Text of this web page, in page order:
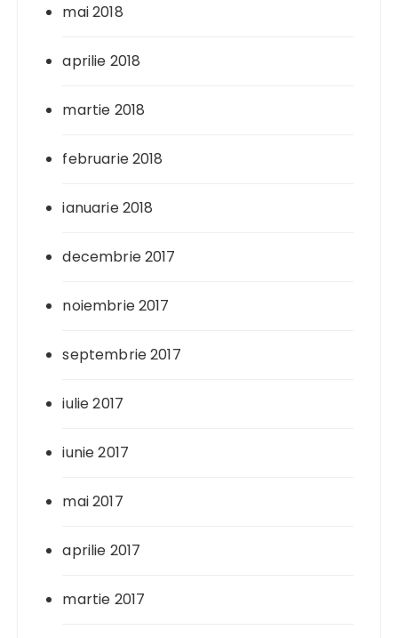
mai 2018
aprilie 2018
martie 2018
februarie 2018
ianuarie 2018
decembrie 2017
noiembrie 2017
septembrie 2017
iulie 2017
iunie 2017
mai 2017
aprilie 2017
martie 2017